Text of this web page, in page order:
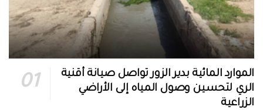
الموارد المائية بدير الزور تواصل صيانة أقنية
الري لتحسين وصول المياه إلى الأراضي
الزراعية